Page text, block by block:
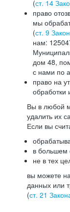
(ст. 14
право
мы
(ст. 9
нам:
дом 48,
с нами по
право на
обработки
Вы в любой
удалить их
Если вы
в большем
не в тех
вы можете
данных или
(ст. 21